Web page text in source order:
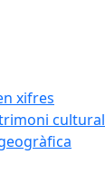
xifres
cultural